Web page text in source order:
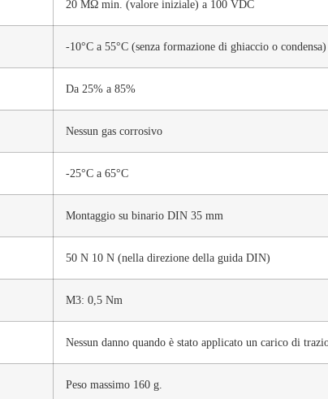
20 MΩ min. (valore iniziale) a 100 VDC
-10°C a 55°C (senza formazione di ghiaccio o condensa)
Da 25% a 85%
Nessun gas corrosivo
-25°C a 65°C
Montaggio su binario DIN 35 mm
50 N 10 N (nella direzione della guida DIN)
M3: 0,5 Nm
Nessun danno quando è stato applicato un carico di
Peso massimo 160 g.